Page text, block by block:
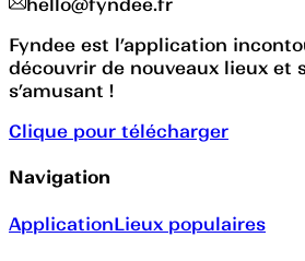
hello@fyndee.fr
Fyndee est l’application
découvrir de nouveaux lieux et
s’amusant !
Clique pour télécharger
Navigation
ApplicationLieux populaires